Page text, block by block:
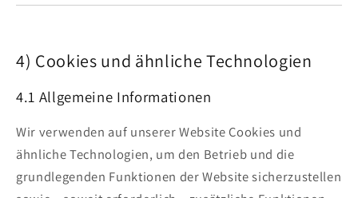
4) Cookies und ähnliche Technologien
4.1 Allgemeine Informationen
Wir verwenden auf unserer Website Cookies und
ähnliche Technologien, um den Betrieb und die
grundlegenden Funktionen der Website sicherzustellen